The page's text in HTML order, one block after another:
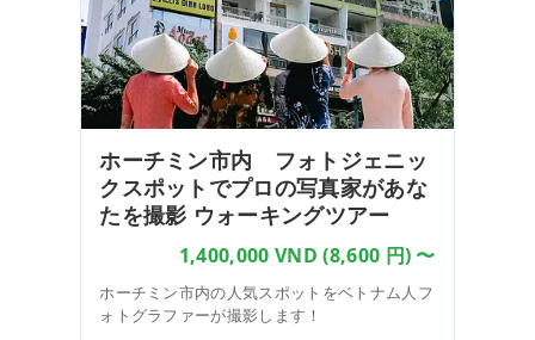
ホーチミン市内 フォトジェニッ
クスポットでプロの写真家があな
たを撮影 ウォーキングツアー
1,400,000 VND (8,600 円) 〜
ホーチミン市内の人気スポットをベトナム人フ
ォトグラファーが撮影します！